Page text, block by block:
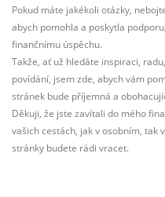
Pokud máte jakékoli otázky,
abych pomohla a poskytla
finančnímu úspěchu.
Takže, ať už hledáte inspiraci,
povídání, jsem zde, abych vám
stránek bude příjemná a
Děkuji, že jste zavítali do mého
vašich cestách, jak v osobním, tak
stránky budete rádi vracet.